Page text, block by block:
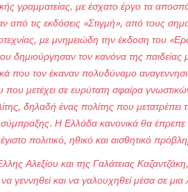
γραμματείας, με έσχατο έργο τα
από τις εκδόσεις «Στιγμή», από τους
με μνημειώδη την έκδοση του
δημιούργησαν τον κανόνα της παιδείας
που τον έκαναν πολυδύναμο
που μετέχει σε ευρύτατη σφαίρα
δηλαδή ένας πολίτης που
σύμπραξης. Η Ελλάδα κανονικά θα έπρεπε
πολιτικό, ηθικό και αισθητικό
Αλεξίου και της Γαλάτειας
να γεννηθεί και να γαλουχηθεί μέσα σε